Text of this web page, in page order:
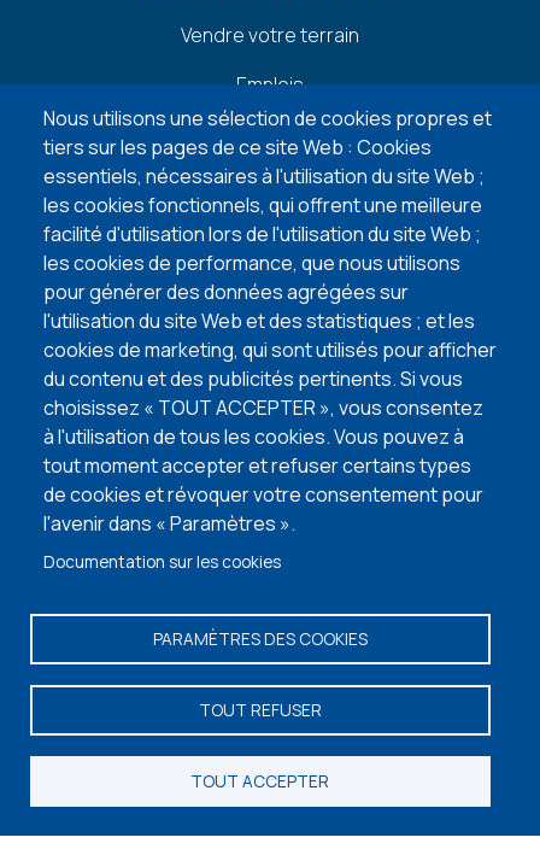
Fixer un rendez-vous
Nous utilisons une sélection de cookies propres et
tiers sur les pages de ce site Web : Cookies
essentiels, nécessaires à l'utilisation du site Web ;
les cookies fonctionnels, qui offrent une meilleure
facilité d'utilisation lors de l'utilisation du site Web ;
les cookies de performance, que nous utilisons
pour générer des données agrégées sur
l'utilisation du site Web et des statistiques ; et les
cookies de marketing, qui sont utilisés pour afficher
du contenu et des publicités pertinents. Si vous
choisissez « TOUT ACCEPTER », vous consentez
à l'utilisation de tous les cookies. Vous pouvez à
tout moment accepter et refuser certains types
de cookies et révoquer votre consentement pour
l'avenir dans « Paramètres ».
Documentation sur les cookies
PARAMÈTRES DES COOKIES
TOUT REFUSER
TOUT ACCEPTER
Vendre votre terrain
Emplois
GUIDE CONSTRUCTION
Footer
Guides
Bénéficier du taux réduit à 6% pour votre
nouvelle construction
lire l'article
6 façons de trouver un terrain à bâtir
lire l'article
5 points d’attention lors de l’achat de votre
terrain à bâtir
lire l'article